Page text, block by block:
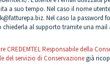
a suo tempo. Nel caso il nome
. Nel caso la password
al supporto tramite una mail
CREDEMTEL Responsabile della
del servizio di Conservazionegià